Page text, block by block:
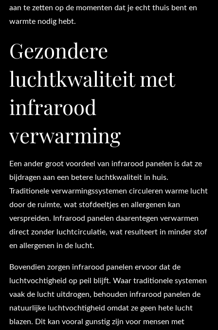
aan te zetten op de momenten dat je echt thuis bent en
warmte nodig hebt.
Gezondere
luchtkwaliteit met
infrarood
verwarming
Een ander groot voordeel van infrarood panelen is dat ze
bijdragen aan een betere luchtkwaliteit in huis.
Traditionele verwarmingssystemen circuleren warme lucht
door de ruimte, wat stofdeeltjes en allergenen kan
verspreiden. Infrarood panelen daarentegen verwarmen
direct zonder luchtcirculatie, wat resulteert in minder stof
en allergenen in de lucht.
Bovendien zorgen infrarood panelen ervoor dat de
luchtvochtigheid op peil blijft. Waar traditionele systemen
vaak de lucht uitdrogen, behouden infrarood panelen de
natuurlijke luchtvochtigheid omdat ze geen hete lucht
blazen. Dit kan vooral gunstig zijn voor mensen met